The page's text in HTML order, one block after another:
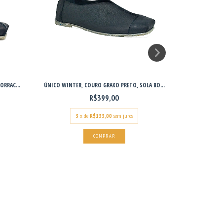
ÚNICO WINTER, COURO GRAXO PRETO, SOLA BO...
R$399,00
3 x de R$133,00 sem juros
COMPRAR